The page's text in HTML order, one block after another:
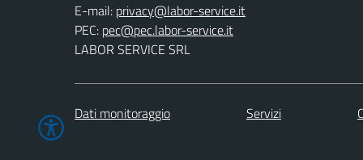
E-mail:
PEC:
LABOR SERVICE SRL
Dati monitoraggio Servizi